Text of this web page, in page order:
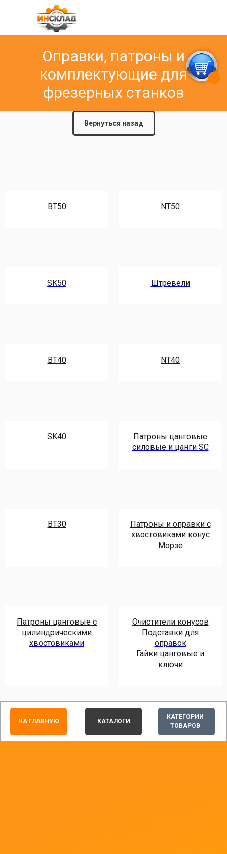
Оправки, патроны и
комплектующие для
фрезерных станков
Вернуться назад
BT50 NT50
SK50 Штревели
BT40 NT40
SK40
Патроны цанговые
силовые и цанги SC
BT30
Патроны и оправки с
хвостовиками конус
Морзе
Патроны цанговые с
цилиндрическими
хвостовиками
Очистители конусов
Подставки для
оправок
Гайки цанговые и
ключи
КАТЕГОРИИ
ТОВАРОВ
НА ГЛАВНУЮ КАТАЛОГИ